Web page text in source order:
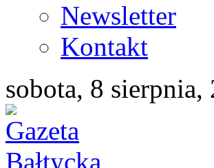
Newsletter
Kontakt
sobota, 8 sierpnia,